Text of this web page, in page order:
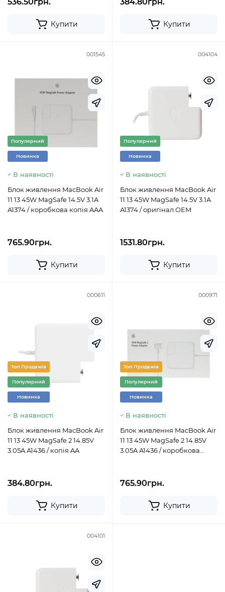
Купити Купити
001545
Популярний
Новинка
В наявності
Блок живлення MacBook Air
11 13 45W MagSafe 14.5V 3.1A
A1374 / коробкова копія AAA
765.90грн.
Купити
004104
Популярний
Новинка
В наявності
Блок живлення MacBook Air
11 13 45W MagSafe 14.5V 3.1A
A1374 / оригінал OEM
1531.80грн.
Купити
000611
Топ Продажів
Популярний
Новинка
В наявності
Блок живлення MacBook Air
11 13 45W MagSafe 2 14.85V
3.05A A1436 / копія AA
384.80грн.
Купити
000971
Топ Продажів
Популярний
Новинка
В наявності
Блок живлення MacBook Air
11 13 45W MagSafe 2 14.85V
3.05A A1436 / коробкова
765.90грн.
Купити
004101